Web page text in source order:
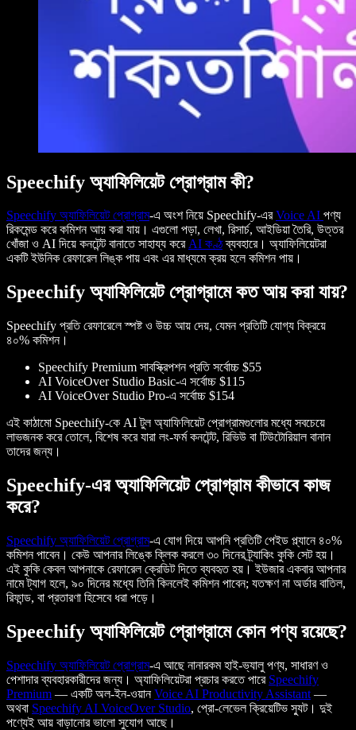
Speechify অ্যাফিলিয়েট প্রোগ্রাম কী?
Speechify অ্যাফিলিয়েট প্রোগ্রাম-এ অংশ নিয়ে Speechify-এরVoice AI পণ্য
রিকমেন্ড করে কমিশন আয় করা যায়। এগুলো পড়া, লেখা, রিসার্চ, আইডিয়া তৈরি, উত্তর
খোঁজা ও AI দিয়ে কনটেন্ট বানাতে সাহায্য করেAI কণ্ঠব্যবহারে। অ্যাফিলিয়েটরা
একটি ইউনিক রেফারেল লিঙ্ক পায় এবং এর মাধ্যমে ক্রয় হলে কমিশন পায়।
Speechify অ্যাফিলিয়েট প্রোগ্রামে কত আয় করা যায়?
Speechify প্রতি রেফারেলে স্পষ্ট ও উচ্চ আয় দেয়, যেমন প্রতিটি যোগ্য বিক্রয়ে
৪০% কমিশন।
Speechify Premium সাবস্ক্রিপশন প্রতি সর্বোচ্চ $55
AI VoiceOver Studio Basic-এ সর্বোচ্চ $115
AI VoiceOver Studio Pro-এ সর্বোচ্চ $154
এই কাঠামো Speechify-কে AI টুল অ্যাফিলিয়েট প্রোগ্রামগুলোর মধ্যে সবচেয়ে
লাভজনক করে তোলে, বিশেষ করে যারা লং-ফর্ম কনটেন্ট, রিভিউ বা টিউটোরিয়াল বানান
তাদের জন্য।
Speechify-এর অ্যাফিলিয়েট প্রোগ্রাম কীভাবে কাজ
করে?
Speechify অ্যাফিলিয়েট প্রোগ্রাম-এ যোগ দিয়ে আপনি প্রতিটি পেইড প্ল্যানে ৪০%
কমিশন পাবেন। কেউ আপনার লিঙ্কে ক্লিক করলে ৩০ দিনের ট্র্যাকিং কুকি সেট হয়।
এই কুকি কেবল আপনাকে রেফারেল ক্রেডিট দিতে ব্যবহৃত হয়। ইউজার একবার আপনার
নামে ট্যাগ হলে, ৯০ দিনের মধ্যে তিনি কিনলেই কমিশন পাবেন; যতক্ষণ না অর্ডার বাতিল,
রিফান্ড, বা প্রতারণা হিসেবে ধরা পড়ে।
Speechify অ্যাফিলিয়েট প্রোগ্রামে কোন পণ্য রয়েছে?
Speechify অ্যাফিলিয়েট প্রোগ্রাম-এ আছে নানারকম হাই-ভ্যালু পণ্য, সাধারণ ও
পেশাদার ব্যবহারকারীদের জন্য। অ্যাফিলিয়েটরা প্রচার করতে পারে Speechify
Premium — একটি অল-ইন-ওয়ানVoice AI Productivity Assistant —
অথবা Speechify AI VoiceOver Studio, প্রো-লেভেল ক্রিয়েটিভ স্যুট। দুই
পণ্যেই আয় বাড়ানোর ভালো সুযোগ আছে।